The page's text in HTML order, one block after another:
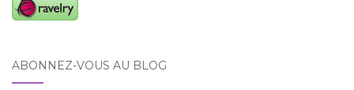
ABONNEZ-VOUS AU BLOG